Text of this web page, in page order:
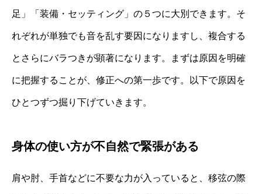
足」「装備・セッティング」の５つに大別できます。そ
れぞれが単独でも音を乱す要因になりますし、複合する
とさらにバラつきが顕著になります。まずは原因を明確
に把握することが、修正への第一歩です。以下で原因を
ひとつずつ掘り下げていきます。
身体の使い方が不自然で緊張がある
肩や肘、手首などに不要な力が入っていると、移弦の際